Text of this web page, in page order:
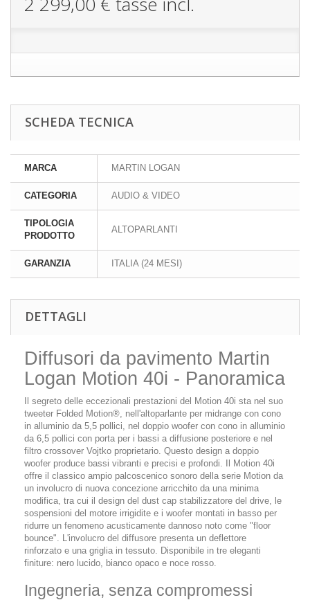
SCHEDA TECNICA
MARCA MARTIN LOGAN
CATEGORIA AUDIO & VIDEO
TIPOLOGIA
PRODOTTO
ALTOPARLANTI
GARANZIA ITALIA (24 MESI)
DETTAGLI
Diffusori da pavimento Martin
Logan Motion 40i - Panoramica
Il segreto delle eccezionali prestazioni del Motion 40i sta nel suo
tweeter Folded Motion®, nell'altoparlante per midrange con cono
in alluminio da 5,5 pollici, nel doppio woofer con cono in alluminio
da 6,5 pollici con porta per i bassi a diffusione posteriore e nel
filtro crossover Vojtko proprietario. Questo design a doppio
woofer produce bassi vibranti e precisi e profondi. Il Motion 40i
offre il classico ampio palcoscenico sonoro della serie Motion da
un involucro di nuova concezione arricchito da una minima
modifica, tra cui il design del dust cap stabilizzatore del drive, le
sospensioni del motore irrigidite e i woofer montati in basso per
ridurre un fenomeno acusticamente dannoso noto come "floor
bounce". L'involucro del diffusore presenta un deflettore
rinforzato e una griglia in tessuto. Disponibile in tre eleganti
finiture: nero lucido, bianco opaco e noce rosso.
Ingegneria, senza compromessi